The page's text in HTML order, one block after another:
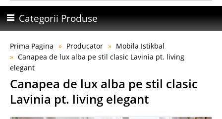
Categorii Produse
Prima Pagina Producator
Mobila Istikbal
Canapea de lux alba pe stil clasic Lavinia pt. living
elegant
Canapea de lux alba pe stil clasic
Lavinia pt. living elegant